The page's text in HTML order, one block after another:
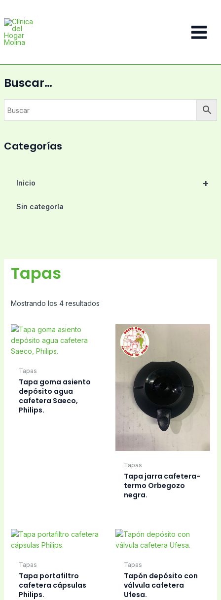
contenido
Main
Buscar…
Categorías
+
Inicio
Sin categoría
Tapas
Mostrando los 4 resultados
Tapas
Tapa goma asiento
depósito agua
cafetera Saeco,
Philips.
Tapas
Tapa jarra cafetera-
termo Orbegozo
negra.
Tapas
Tapa portafiltro
cafetera cápsulas
Philips.
Tapas
Tapón depósito con
válvula cafetera
Ufesa.